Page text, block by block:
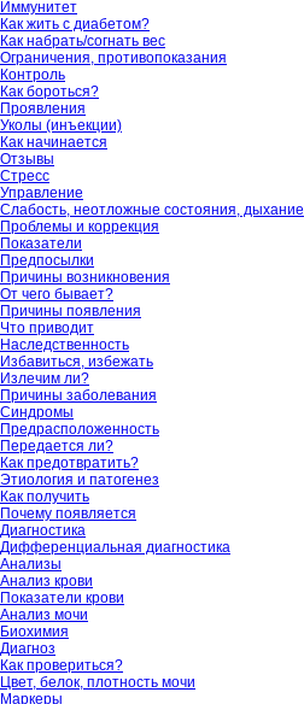
Иммунитет
Как жить с диабетом?
Как набрать/согнать вес
Ограничения, противопоказания
Контроль
Как бороться?
Проявления
Уколы (инъекции)
Как начинается
Отзывы
Стресс
Управление
Слабость, неотложные состояния, дыхание
Проблемы и коррекция
Показатели
Предпосылки
Причины возникновения
От чего бывает?
Причины появления
Что приводит
Наследственность
Избавиться, избежать
Излечим ли?
Причины заболевания
Синдромы
Предрасположенность
Передается ли?
Как предотвратить?
Этиология и патогенез
Как получить
Почему появляется
Диагностика
Дифференциальная диагностика
Анализы
Анализ крови
Показатели крови
Анализ мочи
Биохимия
Диагноз
Как провериться?
Цвет, белок, плотность мочи
Маркеры